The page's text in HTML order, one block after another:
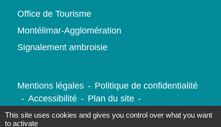
Office de Tourisme
Montélimar-Agglomération
Signalement ambroisie
Mentions légales - Politique de confidentialité
- Accessibilité - Plan du site -
Gestion des cookies
This site uses cookies and gives you control over what you want
to activate